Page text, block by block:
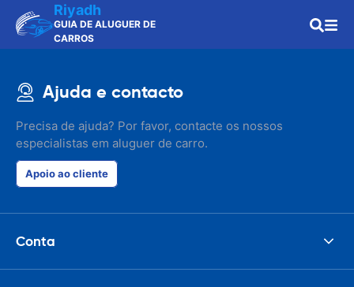
Riyadh
GUIA DE ALUGUER DE
CARROS
Ajuda e contacto
Precisa de ajuda? Por favor, contacte os nossos
especialistas em aluguer de carro.
Apoio ao cliente
Conta